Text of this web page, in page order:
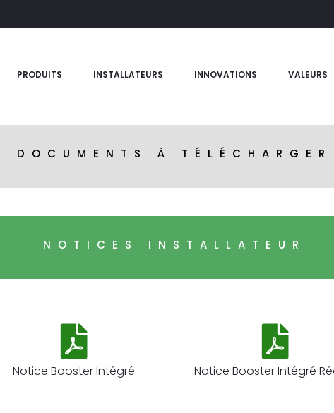
PRODUITS INSTALLATEURS INNOVATIONS VALEURS
DOCUMENTS À TÉLÉCHARGER
NOTICES INSTALLATEUR
Notice Booster Intégré Notice Booster Intégré